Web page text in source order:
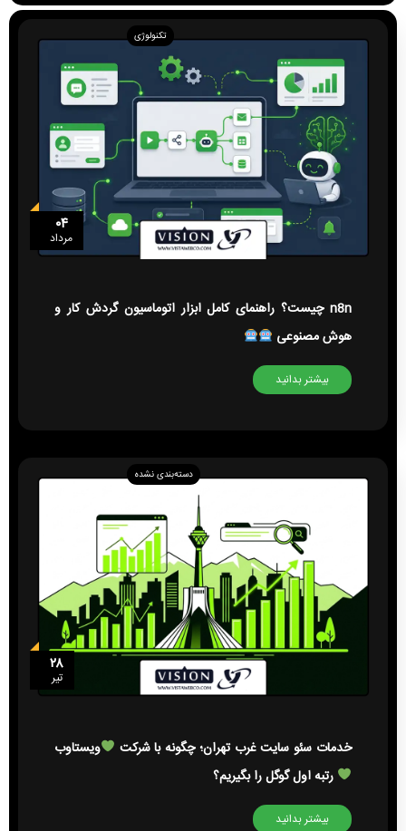
۰۴
مرداد
تکنولوژی
n8n چیست؟ راهنمای کامل ابزار اتوماسیون گردش کار و
هوش مصنوعی
بیشتر بدانید
۲۸
تیر
دسته‌بندی نشده
خدمات سئو سایت غرب تهران؛ چگونه با شرکت
ویستاوب
رتبه اول گوگل را بگیریم؟
بیشتر بدانید